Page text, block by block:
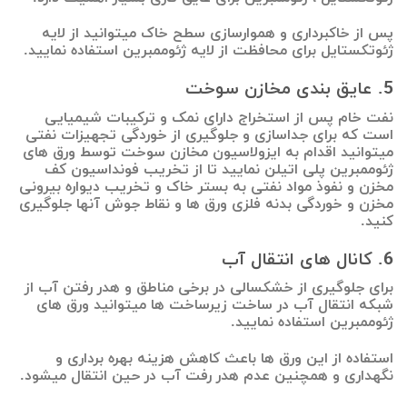
پس از خاکبرداری و هموارسازی سطح خاک میتوانید از لایه
ژئوتکستایل برای محافظت از لایه ژئوممبرین استفاده نمایید.
5. عایق بندی مخازن سوخت
نفت خام پس از استخراج دارای نمک و ترکیبات شیمیایی
است که برای جداسازی و جلوگیری از خوردگی تجهیزات نفتی
میتوانید اقدام به ایزولاسیون مخازن سوخت توسط ورق های
ژئوممبرین پلی اتیلن نمایید تا از تخریب فونداسیون کف
مخزن و نفوذ مواد نفتی به بستر خاک و تخریب دیواره بیرونی
مخزن و خوردگی بدنه فلزی ورق ها و نقاط جوش آنها جلوگیری
کنید.
6. کانال های انتقال آب
برای جلوگیری از خشکسالی در برخی مناطق و هدر رفتن آب از
شبکه انتقال آب در ساخت زیرساخت ها میتوانید ورق های
ژئوممبرین استفاده نمایید.
استفاده از این ورق ها باعث کاهش هزینه بهره برداری و
نگهداری و همچنین عدم هدر رفت آب در حین انتقال میشود.